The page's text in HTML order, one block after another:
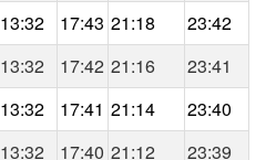
13:32 17:43 21:18
23:42
13:32 17:42 21:16
23:41
13:32 17:41 21:14
23:40
13:32 17:40 21:12
23:39